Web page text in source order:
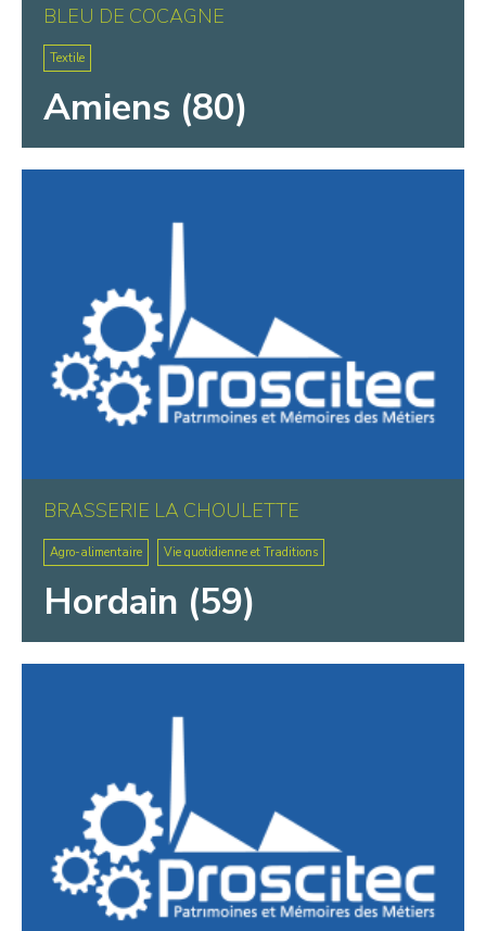
BLEU DE COCAGNE
Textile
Amiens (80)
BRASSERIE LA CHOULETTE
Agro-alimentaire Vie quotidienne et Traditions
Hordain (59)